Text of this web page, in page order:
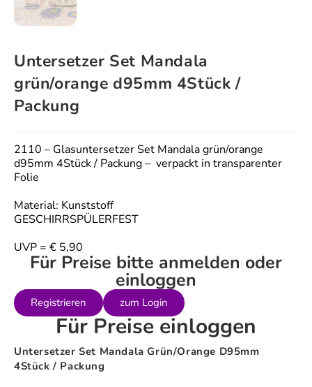
Untersetzer Set Mandala
grün/orange d95mm 4Stück /
Packung
2110 – Glasuntersetzer Set Mandala grün/orange
d95mm 4Stück / Packung – verpackt in transparenter
Folie
Material: Kunststoff
GESCHIRRSPÜLERFEST
UVP = € 5,90
Für Preise bitte anmelden oder
einloggen
Registrieren zum Login
Für Preise einloggen
Untersetzer Set Mandala Grün/orange D95mm
4Stück / Packung